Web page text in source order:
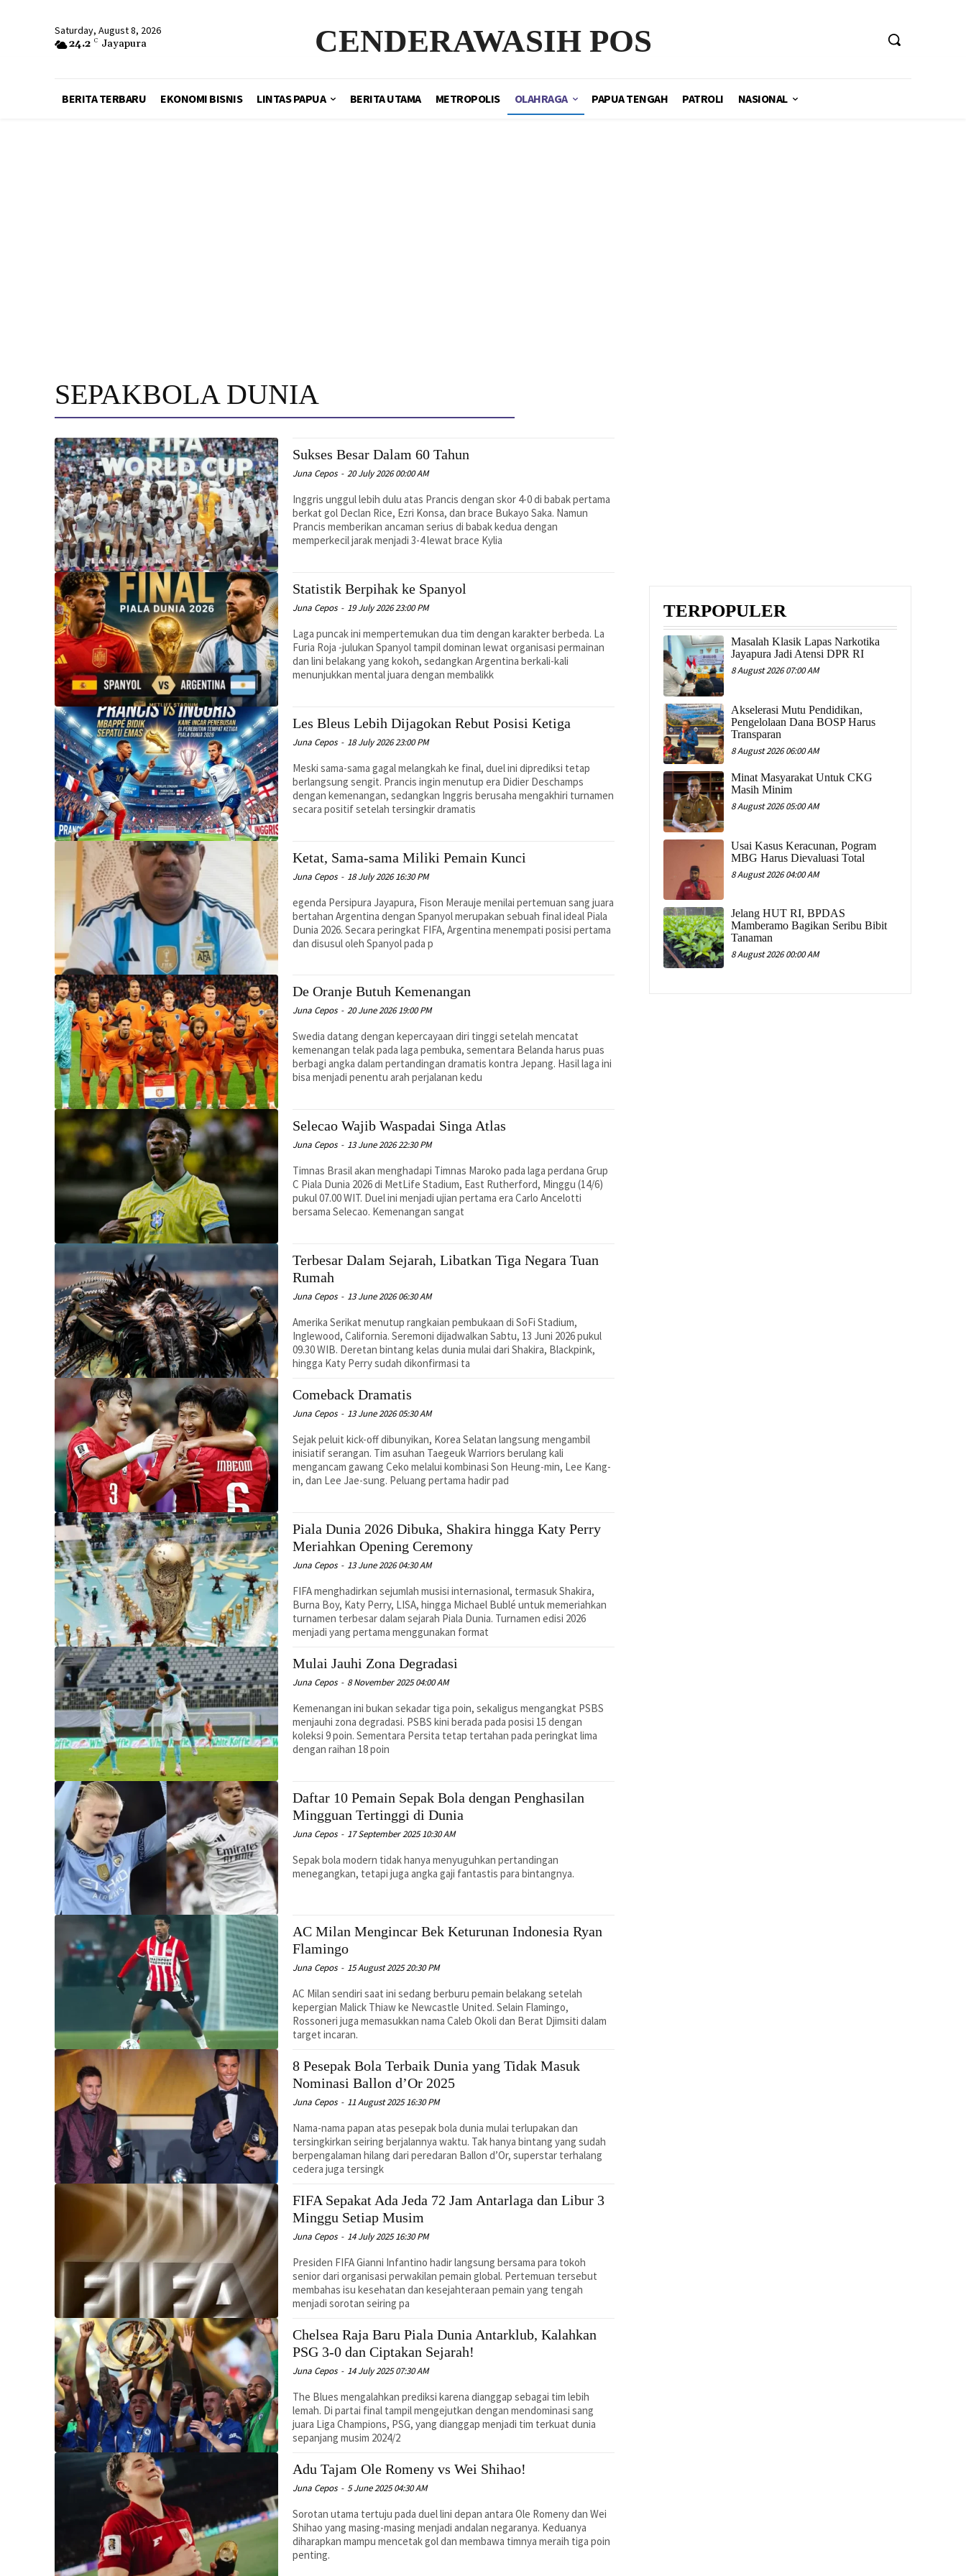
Saturday, August 8, 2026
24.2 C Jayapura CENDERAWASIH POS
BERITA TERBARU EKONOMI BISNIS LINTAS PAPUA BERITA UTAMA METROPOLIS OLAHRAGA PAPUA TENGAH PATROLI NASIONAL
SEPAKBOLA DUNIA
Sukses Besar Dalam 60 Tahun
Juna Cepos - 20 July 2026 00:00 AM
Inggris unggul lebih dulu atas Prancis dengan skor 4-0 di babak pertama
berkat gol Declan Rice, Ezri Konsa, dan brace Bukayo Saka. Namun
Prancis memberikan ancaman serius di babak kedua dengan
memperkecil jarak menjadi 3-4 lewat brace Kylia
Statistik Berpihak ke Spanyol
Juna Cepos - 19 July 2026 23:00 PM
Laga puncak ini mempertemukan dua tim dengan karakter berbeda. La
Furia Roja -julukan Spanyol tampil dominan lewat organisasi permainan
dan lini belakang yang kokoh, sedangkan Argentina berkali-kali
menunjukkan mental juara dengan membalikk
Les Bleus Lebih Dijagokan Rebut Posisi Ketiga
Juna Cepos - 18 July 2026 23:00 PM
Meski sama-sama gagal melangkah ke final, duel ini diprediksi tetap
berlangsung sengit. Prancis ingin menutup era Didier Deschamps
dengan kemenangan, sedangkan Inggris berusaha mengakhiri turnamen
secara positif setelah tersingkir dramatis
Ketat, Sama-sama Miliki Pemain Kunci
Juna Cepos - 18 July 2026 16:30 PM
egenda Persipura Jayapura, Fison Merauje menilai pertemuan sang juara
bertahan Argentina dengan Spanyol merupakan sebuah final ideal Piala
Dunia 2026. Secara peringkat FIFA, Argentina menempati posisi pertama
dan disusul oleh Spanyol pada p
De Oranje Butuh Kemenangan
Juna Cepos - 20 June 2026 19:00 PM
Swedia datang dengan kepercayaan diri tinggi setelah mencatat
kemenangan telak pada laga pembuka, sementara Belanda harus puas
berbagi angka dalam pertandingan dramatis kontra Jepang. Hasil laga ini
bisa menjadi penentu arah perjalanan kedu
Selecao Wajib Waspadai Singa Atlas
Juna Cepos - 13 June 2026 22:30 PM
Timnas Brasil akan menghadapi Timnas Maroko pada laga perdana Grup
C Piala Dunia 2026 di MetLife Stadium, East Rutherford, Minggu (14/6)
pukul 07.00 WIT. Duel ini menjadi ujian pertama era Carlo Ancelotti
bersama Selecao. Kemenangan sangat
Terbesar Dalam Sejarah, Libatkan Tiga Negara Tuan
Rumah
Juna Cepos - 13 June 2026 06:30 AM
Amerika Serikat menutup rangkaian pembukaan di SoFi Stadium,
Inglewood, California. Seremoni dijadwalkan Sabtu, 13 Juni 2026 pukul
09.30 WIB. Deretan bintang kelas dunia mulai dari Shakira, Blackpink,
hingga Katy Perry sudah dikonfirmasi ta
Comeback Dramatis
Juna Cepos - 13 June 2026 05:30 AM
Sejak peluit kick-off dibunyikan, Korea Selatan langsung mengambil
inisiatif serangan. Tim asuhan Taegeuk Warriors berulang kali
mengancam gawang Ceko melalui kombinasi Son Heung-min, Lee Kang-
in, dan Lee Jae-sung. Peluang pertama hadir pad
Piala Dunia 2026 Dibuka, Shakira hingga Katy Perry
Meriahkan Opening Ceremony
Juna Cepos - 13 June 2026 04:30 AM
FIFA menghadirkan sejumlah musisi internasional, termasuk Shakira,
Burna Boy, Katy Perry, LISA, hingga Michael Bublé untuk memeriahkan
turnamen terbesar dalam sejarah Piala Dunia. Turnamen edisi 2026
menjadi yang pertama menggunakan format
Mulai Jauhi Zona Degradasi
Juna Cepos - 8 November 2025 04:00 AM
Kemenangan ini bukan sekadar tiga poin, sekaligus mengangkat PSBS
menjauhi zona degradasi. PSBS kini berada pada posisi 15 dengan
koleksi 9 poin. Sementara Persita tetap tertahan pada peringkat lima
dengan raihan 18 poin
Daftar 10 Pemain Sepak Bola dengan Penghasilan
Mingguan Tertinggi di Dunia
Juna Cepos - 17 September 2025 10:30 AM
Sepak bola modern tidak hanya menyuguhkan pertandingan
menegangkan, tetapi juga angka gaji fantastis para bintangnya.
AC Milan Mengincar Bek Keturunan Indonesia Ryan
Flamingo
Juna Cepos - 15 August 2025 20:30 PM
AC Milan sendiri saat ini sedang berburu pemain belakang setelah
kepergian Malick Thiaw ke Newcastle United. Selain Flamingo,
Rossoneri juga memasukkan nama Caleb Okoli dan Berat Djimsiti dalam
target incaran.
8 Pesepak Bola Terbaik Dunia yang Tidak Masuk
Nominasi Ballon d’Or 2025
Juna Cepos - 11 August 2025 16:30 PM
Nama-nama papan atas pesepak bola dunia mulai terlupakan dan
tersingkirkan seiring berjalannya waktu. Tak hanya bintang yang sudah
berpengalaman hilang dari peredaran Ballon d’Or, superstar terhalang
cedera juga tersingk
FIFA Sepakat Ada Jeda 72 Jam Antarlaga dan Libur 3
Minggu Setiap Musim
Juna Cepos - 14 July 2025 16:30 PM
Presiden FIFA Gianni Infantino hadir langsung bersama para tokoh
senior dari organisasi perwakilan pemain global. Pertemuan tersebut
membahas isu kesehatan dan kesejahteraan pemain yang tengah
menjadi sorotan seiring pa
Chelsea Raja Baru Piala Dunia Antarklub, Kalahkan
PSG 3-0 dan Ciptakan Sejarah!
Juna Cepos - 14 July 2025 07:30 AM
The Blues mengalahkan prediksi karena dianggap sebagai tim lebih
lemah. Di partai final tampil mengejutkan dengan mendominasi sang
juara Liga Champions, PSG, yang dianggap menjadi tim terkuat dunia
sepanjang musim 2024/2
Adu Tajam Ole Romeny vs Wei Shihao!
Juna Cepos - 5 June 2025 04:30 AM
Sorotan utama tertuju pada duel lini depan antara Ole Romeny dan Wei
Shihao yang masing-masing menjadi andalan negaranya. Keduanya
diharapkan mampu mencetak gol dan membawa timnya meraih tiga poin
penting.
TERPOPULER
Masalah Klasik Lapas Narkotika
Jayapura Jadi Atensi DPR RI
8 August 2026 07:00 AM
Akselerasi Mutu Pendidikan,
Pengelolaan Dana BOSP Harus
Transparan
8 August 2026 06:00 AM
Minat Masyarakat Untuk CKG
Masih Minim
8 August 2026 05:00 AM
Usai Kasus Keracunan, Pogram
MBG Harus Dievaluasi Total
8 August 2026 04:00 AM
Jelang HUT RI, BPDAS
Mamberamo Bagikan Seribu Bibit
Tanaman
8 August 2026 00:00 AM